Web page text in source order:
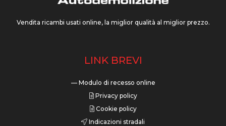
Vendita ricambi usati online, la miglior qualità al miglior prezzo.
LINK BREVI
— Modulo di recesso online
Privacy policy
Cookie policy
Indicazioni stradali